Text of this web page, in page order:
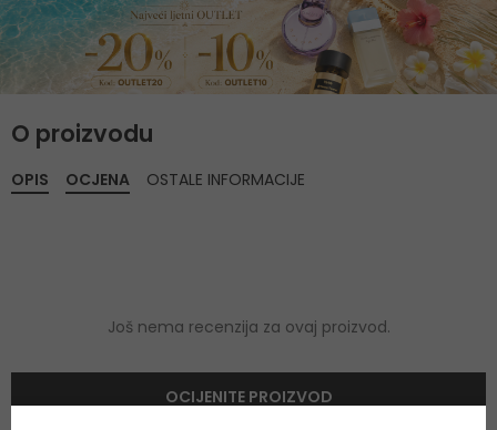
O proizvodu
OPIS OCJENA
Još nema recenzija za ovaj proizvod.
OCIJENITE PROIZVOD
OSTALE INFORMACIJE